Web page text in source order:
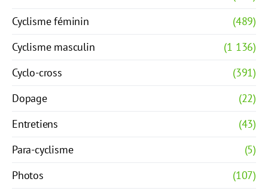
Cyclisme féminin
(489)
Cyclisme masculin
(1 136)
Cyclo-cross
(391)
Dopage
(22)
Entretiens
(43)
Para-cyclisme
(5)
Photos
(107)